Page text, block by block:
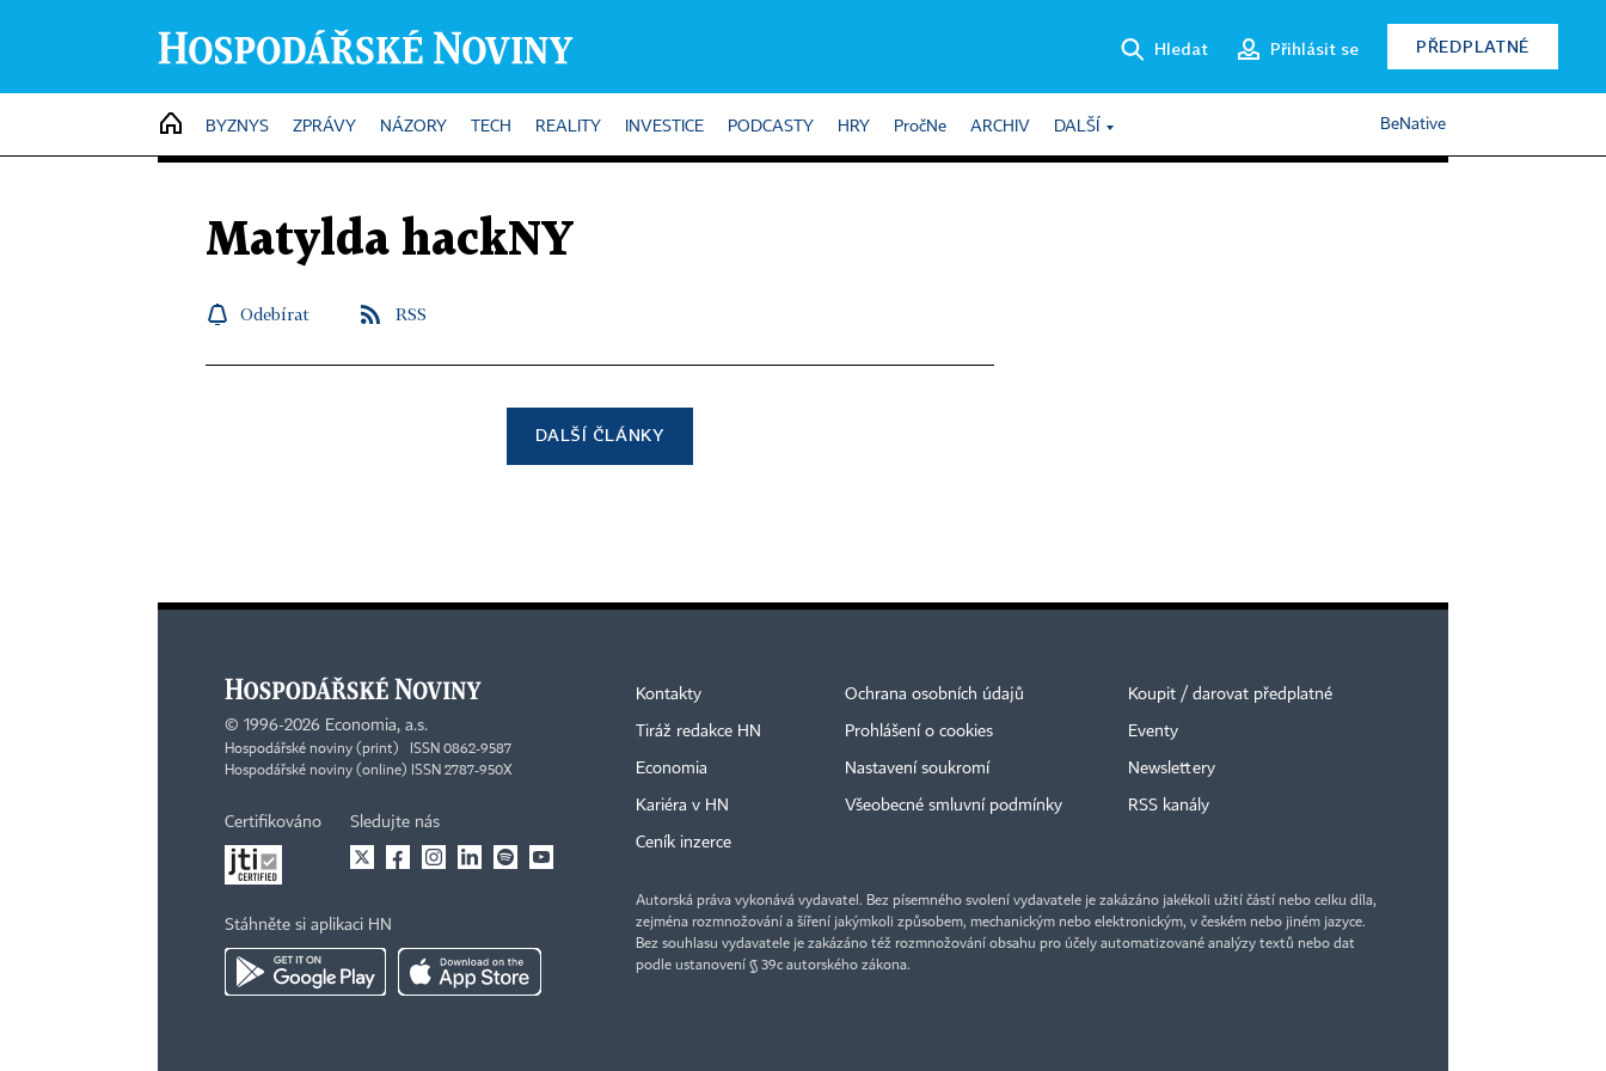
Hledat Přihlásit se PŘEDPLATNÉ
HOME
BYZNYS ZPRÁVY NÁZORY TECH REALITY INVESTICE PODCASTY HRY PročNe ARCHIV DALŠÍ BeNative
Matylda hackNY
Odebírat RSS
DALŠÍ ČLÁNKY
© 1996-2026 Economia, a.s.
Hospodářské noviny (print) ISSN 0862-9587
Hospodářské noviny (online) ISSN 2787-950X
Certifikováno Sledujte nás
Stáhněte si aplikaci HN
Kontakty
Tiráž redakce HN
Economia
Kariéra v HN
Ceník inzerce
Ochrana osobních údajů
Prohlášení o cookies
Nastavení soukromí
Všeobecné smluvní podmínky
Koupit / darovat předplatné
Eventy
Newslettery
RSS kanály
Autorská práva vykonává vydavatel. Bez písemného svolení vydavatele je zakázáno jakékoli užití částí nebo celku díla,
zejména rozmnožování a šíření jakýmkoli způsobem, mechanickým nebo elektronickým, v českém nebo jiném jazyce.
Bez souhlasu vydavatele je zakázáno též rozmnožování obsahu pro účely automatizované analýzy textů nebo dat
podle ustanovení § 39c autorského zákona.